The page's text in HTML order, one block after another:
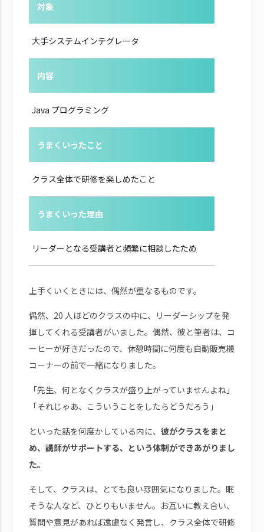
対象
大手システムインテグレータ
内容
Java プログラミング
うまくいったこと
クラス全体で研修を楽しめたこと
うまくいった理由
リーダーとなる受講者と頻繁に相談したため
上手くいくときには、偶然が重なるものです。
偶然、20 人ほどのクラスの中に、リーダーシップを発
揮してくれる受講者がいました。偶然、彼と筆者は、コ
ーヒーが好きだったので、休憩時間に何度も自動販売機
コーナーの前で一緒になりました。
「先生、何となくクラスが盛り上がっていませんよね」
「それじゃあ、こういうことをしたらどうだろう」
といった話を何度かしている内に、 彼がクラスをまと
め、講師がサポートする、という体制ができあがりまし
た。
そして、クラスは、とても良い雰囲気になりました。眠
そうな人など、ひとりもいません。お互いに教え合い、
質問や意見があれば遠慮なく発言し、クラス全体で研修